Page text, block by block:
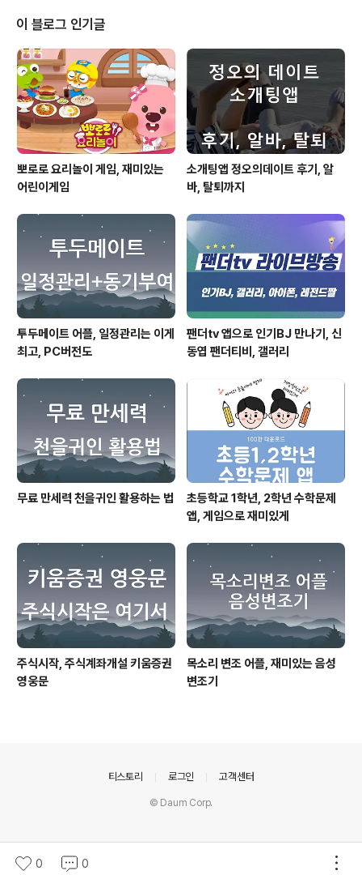
운로드 바로가기는 아래에 있습니다. ▼ 증권플러스 어플
다운로드 바로가기 ▼ 증권플러스 - 국민 증권앱 - Googl
e Play 앱 주식 투자에 필요한 단 하나의 앱 play.googl
e.com 증권플러스 어플 주요 장점 투자정보, 계좌관리는
물론 주식거래까지 한 번에 끝낼 수 있는 어플이라 참 좋습
니다. 공모주 청약을..
이 블로그 인기글
뽀로로 요리놀이 게임, 재미있는
어린이게임
소개팅앱 정오의데이트 후기, 알
바, 탈퇴까지
투두메이트 어플, 일정관리는 이게
최고, PC버전도
팬더tv 앱으로 인기BJ 만나기, 신
동엽 팬더티비, 갤러리
무료 만세력 천을귀인 활용하는 법
초등학교 1학년, 2학년 수학문제
앱, 게임으로 재미있게
주식시작, 주식계좌개설 키움증권
영웅문
목소리 변조 어플, 재미있는 음성
변조기
0 0
티스토리 로그인 고객센터
© Daum Corp.